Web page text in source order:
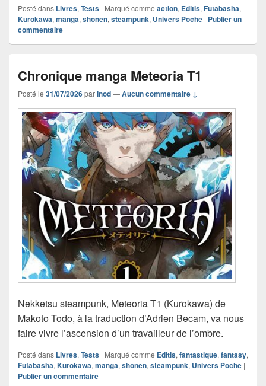
Posté dans Livres,Tests | Marqué comme action, Editis,Futabasha,
Kurokawa,manga,shônen,steampunk, Univers Poche | Publier un
commentaire
Chronique manga Meteoria T1
Posté le 31/07/2026parInod—Aucun commentaire ↓
Nekketsu steampunk, Meteoria T1 (Kurokawa) de
Makoto Todo, à la traduction d’Adrien Becam, va nous
faire vivre l’ascension d’un travailleur de l’ombre.
Posté dans Livres, Tests | Marqué comme Editis, fantastique, fantasy,
Futabasha, Kurokawa, manga, shônen, steampunk, Univers Poche |
Publier un commentaire